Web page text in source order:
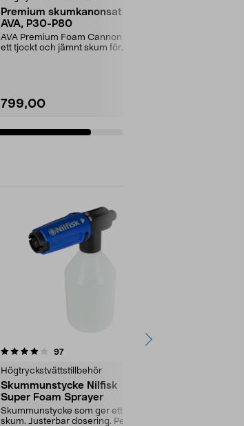
Premium skumkanonsats
AVA, P30-P80
AVA Premium Foam Cannon ger
ett tjockt och jämnt skum för
799,00
97recensioner
Högtryckstvättstillbehör
Skummunstycke Nilfisk
Super Foam Sprayer
Skummunstycke som ger ett tjockt
skum. Justerbar dosering. Perfekt
4.5 av 5 stjärnor